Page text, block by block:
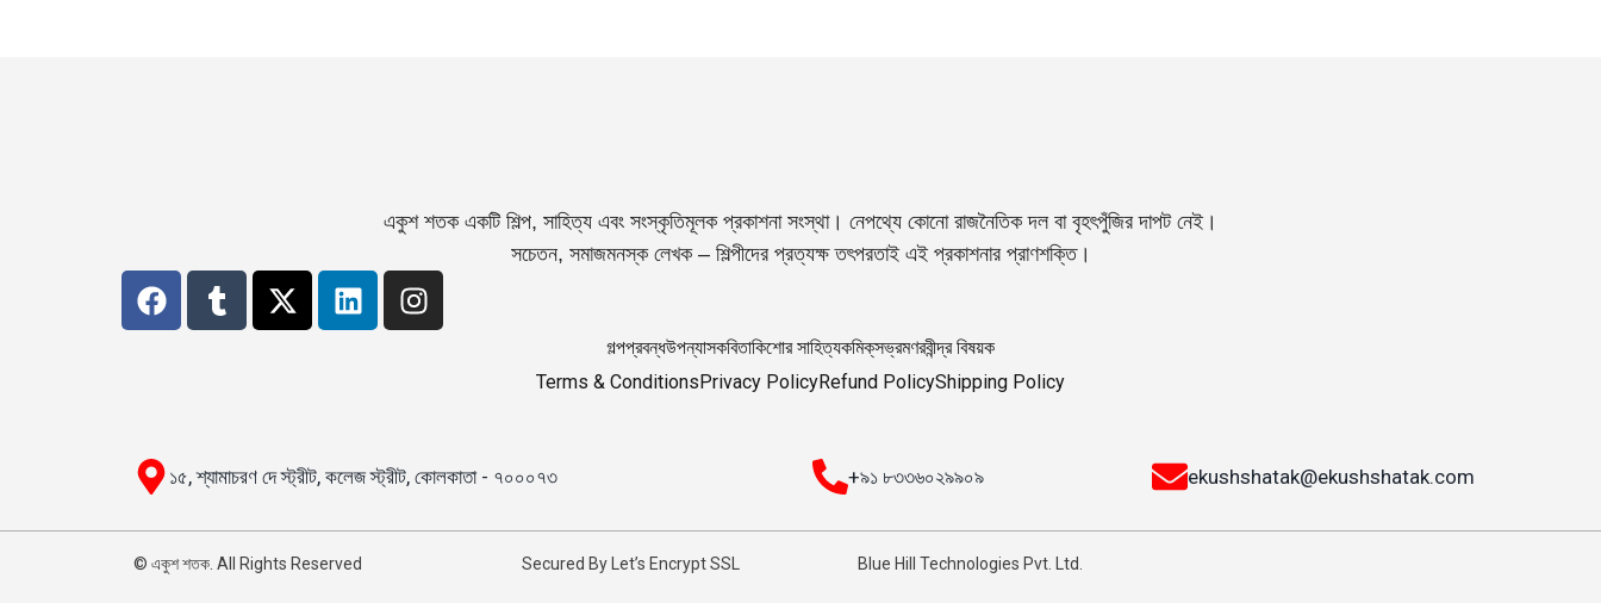
একুশ শতক একটি শিল্প, সাহিত্য এবং সংস্কৃতিমূলক প্রকাশনা সংস্থা। নেপথ্যে কোনো রাজনৈতিক দল বা বৃহৎপুঁজির দাপট নেই।
সচেতন, সমাজমনস্ক লেখক – শিল্পীদের প্রত্যক্ষ তৎপরতাই এই প্রকাশনার প্রাণশক্তি।
গল্পপ্রবন্ধউপন্যাসকবিতাকিশোর সাহিত্যকমিক্‌সভ্রমণরবীন্দ্র বিষয়ক
Terms & Conditions Privacy PolicyRefund PolicyShipping Policy
১৫, শ্যামাচরণ দে স্ট্রীট, কলেজ স্ট্রীট, কোলকাতা - ৭০০০৭৩ +৯১ ৮৩৩৬০২৯৯০৯ ekushshatak@ekushshatak.com
© একুশ শতক. All Rights Reserved Secured By Let’s Encrypt SSL Blue Hill Technologies Pvt. Ltd.